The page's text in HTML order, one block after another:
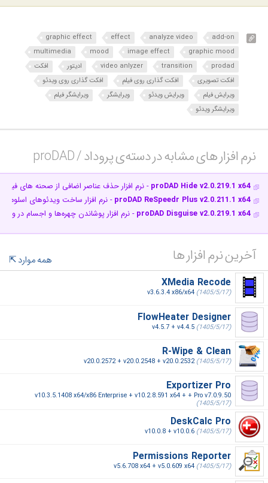
add-on
analyze video
effect
graphic effect
graphic mood
image effect
mood
multimedia
prodad
transition
video anlyzer ادیتور
افکت
افکت تصویری
افکت گذاری روی فیلم
افکت گذاری روی ویدئو
ویرایش فیلم
ویرایش ویدئو ویرایشگر
ویرایشگر فیلم
ویرایشگر ویدئو
نرم افزار های مشابه در دسته‌ی‌ پروداد / proDAD‎
proDAD Hide v2.0.219.1 x64 - نرم افزار حذف عناصر اضافی از صحنه های فیلم
proDAD ReSpeedr Plus v2.0.211.1 x64 - نرم افزار ساخت ویدئوهای
proDAD Disguise v2.0.219.1 x64 - نرم افزار پوشاندن چهره‌ها و اجسام در
آخرین نرم افزار ها
همه موارد
XMedia Recode
v3.6.3.4 x86/x64 (1405/5/17)
FlowHeater Designer
v4.5.7 + v4.4.5 (1405/5/17)
R-Wipe & Clean
v20.0.2572 + v20.0.2548 + v20.0.2532(1405/5/17)
Exportizer Pro
v10.3.5.1408 x64/x86 Enterprise + v10.2.8.591 x64 + + Pro v7.0.9.50
(1405/5/17)
DeskCalc Pro
v10.0.8 + v10.0.6 (1405/5/17)
Permissions Reporter
v5.6.708 x64 + v5.0.609 x64 (1405/5/17)